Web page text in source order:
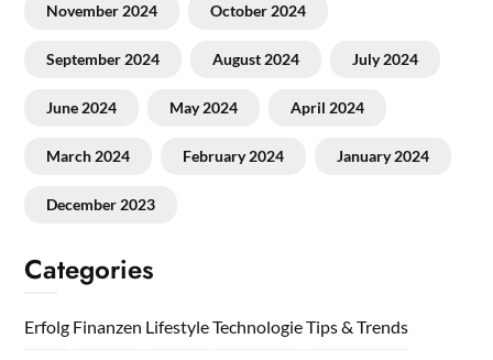
November 2024 October 2024
September 2024 August 2024 July 2024
June 2024 May 2024 April 2024
March 2024 February 2024 January 2024
December 2023
Categories
Erfolg Finanzen LifestyleTechnologieTips & Trends